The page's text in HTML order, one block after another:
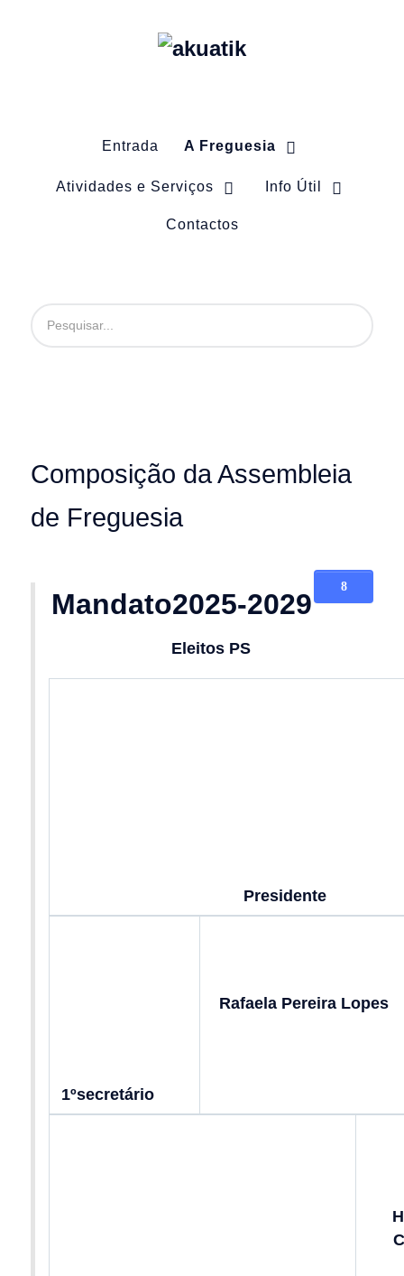
Entrada A Freguesia
Atividades e Serviços Info Útil
Contactos
Composição da Assembleia
de Freguesia
Mandato2025-2029
Eleitos PS
Presidente
1ºsecretário
Rafaela Pereira Lopes